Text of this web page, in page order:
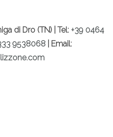
di Dro (TN) | Tel: +39 0464
9538068| Email: